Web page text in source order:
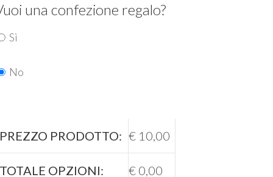
una confezione regalo?
Sì
No
PREZZO PRODOTTO: € 10,00
TOTALE OPZIONI: € 0,00